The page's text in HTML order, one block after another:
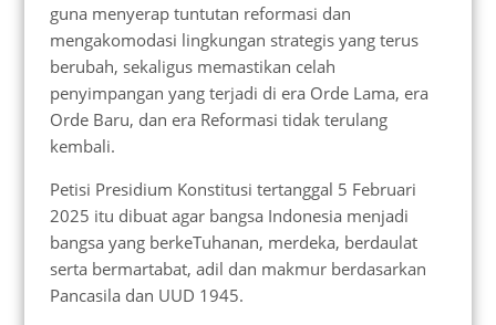
guna menyerap tuntutan reformasi dan
mengakomodasi lingkungan strategis yang terus
berubah, sekaligus memastikan celah
penyimpangan yang terjadi di era Orde Lama, era
Orde Baru, dan era Reformasi tidak terulang
kembali.
Petisi Presidium Konstitusi tertanggal 5 Februari
2025 itu dibuat agar bangsa Indonesia menjadi
bangsa yang berkeTuhanan, merdeka, berdaulat
serta bermartabat, adil dan makmur berdasarkan
Pancasila dan UUD 1945.